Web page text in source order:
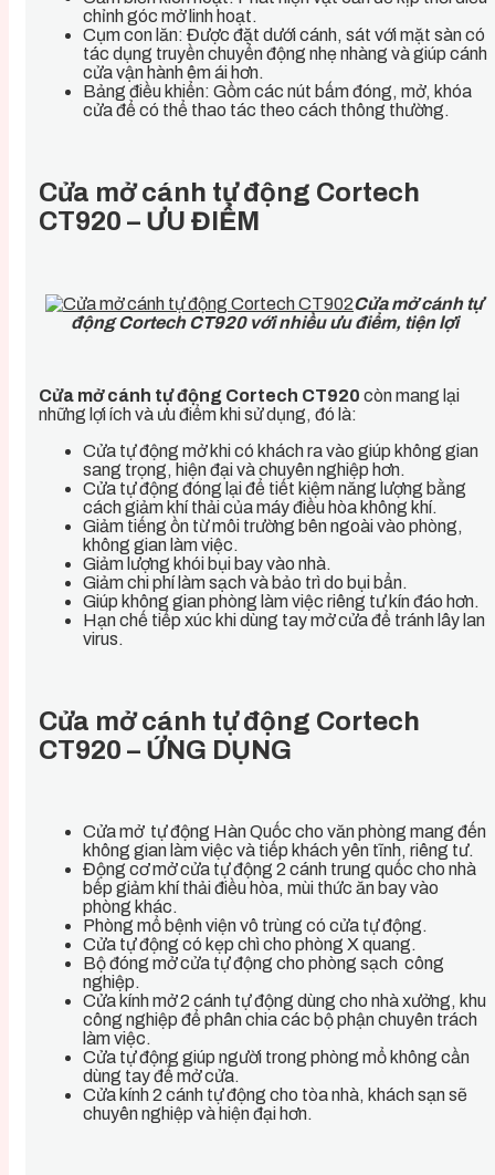
chỉnh góc mở linh hoạt.
Cụm con lăn: Được đặt dưới cánh, sát với mặt sàn có
tác dụng truyền chuyển động nhẹ nhàng và giúp cánh
cửa vận hành êm ái hơn.
Bảng điều khiển: Gồm các nút bấm đóng, mở, khóa
cửa để có thể thao tác theo cách thông thường.
Cửa mở cánh tự động Cortech
CT920 – ƯU ĐIỂM
Cửa mở cánh tự
động Cortech CT920 với nhiều ưu điểm, tiện lợi
Cửa mở cánh tự động Cortech CT920 còn mang lại
những lợi ích và ưu điểm khi sử dụng, đó là:
Cửa tự động mở khi có khách ra vào giúp không gian
sang trọng, hiện đại và chuyên nghiệp hơn.
Cửa tự động đóng lại để tiết kiệm năng lượng bằng
cách giảm khí thải của máy điều hòa không khí.
Giảm tiếng ồn từ môi trường bên ngoài vào phòng,
không gian làm việc.
Giảm lượng khói bụi bay vào nhà.
Giảm chi phí làm sạch và bảo trì do bụi bẩn.
Giúp không gian phòng làm việc riêng tư kín đáo hơn.
Hạn chế tiếp xúc khi dùng tay mở cửa để tránh lây lan
virus.
Cửa mở cánh tự động Cortech
CT920 – ỨNG DỤNG
Cửa mở tự động Hàn Quốc cho văn phòng mang đến
không gian làm việc và tiếp khách yên tĩnh, riêng tư.
Động cơ mở cửa tự động 2 cánh trung quốc cho nhà
bếp giảm khí thải điều hòa, mùi thức ăn bay vào
phòng khác.
Phòng mổ bệnh viện vô trùng có cửa tự động.
Cửa tự động có kẹp chì cho phòng X quang.
Bộ đóng mở cửa tự động cho phòng sạch công
nghiệp.
Cửa kính mở 2 cánh tự động dùng cho nhà xưởng, khu
công nghiệp để phân chia các bộ phận chuyên trách
làm việc.
Cửa tự động giúp người trong phòng mổ không cần
dùng tay để mở cửa.
Cửa kính 2 cánh tự động cho tòa nhà, khách sạn sẽ
chuyên nghiệp và hiện đại hơn.